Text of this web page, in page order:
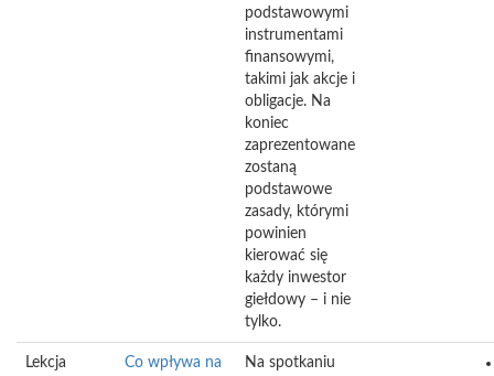
podstawowymi
instrumentami
finansowymi,
takimi jak akcje i
obligacje. Na
koniec
zaprezentowane
zostaną
podstawowe
zasady, którymi
powinien
kierować się
każdy inwestor
giełdowy – i nie
tylko.
Lekcja
Co wpływa na
Na spotkaniu